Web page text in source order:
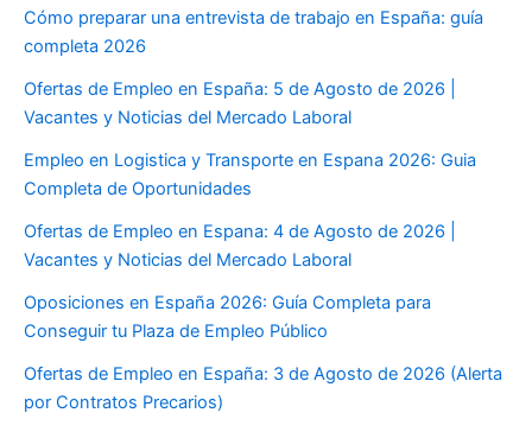
Cómo preparar una entrevista de trabajo en España: guía
completa 2026
Ofertas de Empleo en España: 5 de Agosto de 2026 |
Vacantes y Noticias del Mercado Laboral
Empleo en Logistica y Transporte en Espana 2026: Guia
Completa de Oportunidades
Ofertas de Empleo en Espana: 4 de Agosto de 2026 |
Vacantes y Noticias del Mercado Laboral
Oposiciones en España 2026: Guía Completa para
Conseguir tu Plaza de Empleo Público
Ofertas de Empleo en España: 3 de Agosto de 2026 (Alerta
por Contratos Precarios)